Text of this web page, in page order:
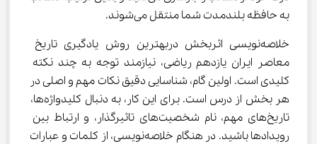
به حافظه بلندمدت شما منتقل می‌شوند.
خلاصه‌نویسی اثربخش دربهترین روش یادگیری تاریخ
معاصر ایران یازدهم ریاضی، نیازمند توجه به چند نکته
کلیدی است. اولین گام، شناسایی دقیق نکات مهم و اصلی در
هر بخش از درس است. برای این کار، به دنبال کلیدواژه‌ها،
تاریخ‌های مهم، نام شخصیت‌های تاثیرگذار، و ارتباط بین
رویدادها باشید. در هنگام خلاصه‌نویسی، از کلمات و عبارات